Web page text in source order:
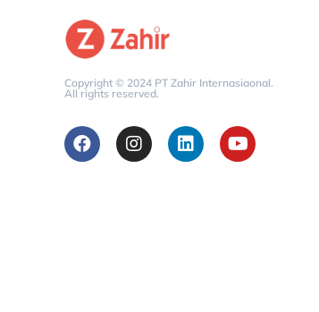
Copyright © 2024 PT Zahir Internasiaonal.
All rights reserved.